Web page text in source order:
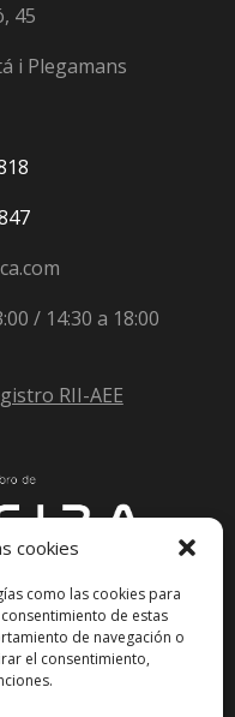
cookies
como las cookies para
de estas
de navegación o
el consentimiento,
45
i Plegamans
/ 14:30 a 18:00
RII-AEE